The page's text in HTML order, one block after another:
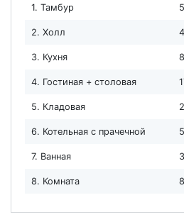
1. Тамбур
2. Холл
3. Кухня
4. Гостиная + столовая
5. Кладовая
6. Котельная с прачечной
7. Ванная
8. Комната